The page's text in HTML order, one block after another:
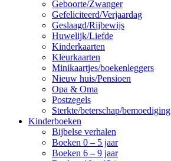
Geboorte/Zwanger
Gefeliciteerd/Verjaardag
Geslaagd/Rijbewijs
Huwelijk/Liefde
Kinderkaarten
Kleurkaarten
Minikaartjes/boekenleggers
Nieuw huis/Pensioen
Opa & Oma
Postzegels
Sterkte/beterschap/bemoediging
Kinderboeken
Bijbelse verhalen
Boeken 0 – 5 jaar
Boeken 6 – 9 jaar